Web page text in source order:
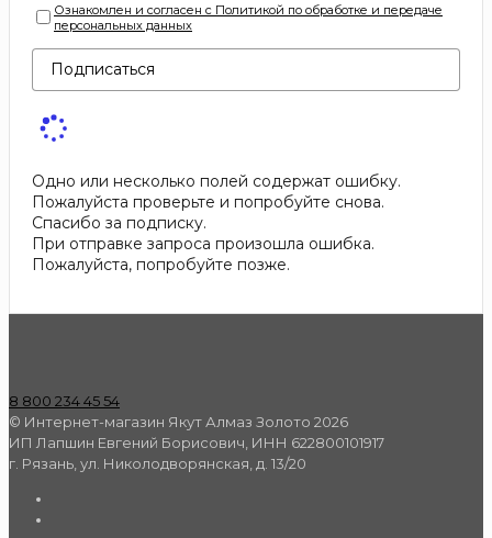
Ознакомлен и согласен с Политикой по обработке и передаче
персональных данных
Подписаться
Одно или несколько полей содержат ошибку.
Пожалуйста проверьте и попробуйте снова.
Спасибо за подписку.
При отправке запроса произошла ошибка.
Пожалуйста, попробуйте позже.
8 800 234 45 54
© Интернет-магазин Якут Алмаз Золото 2026
ИП Лапшин Евгений Борисович, ИНН 622800101917
г. Рязань, ул. Николодворянская, д. 13/20